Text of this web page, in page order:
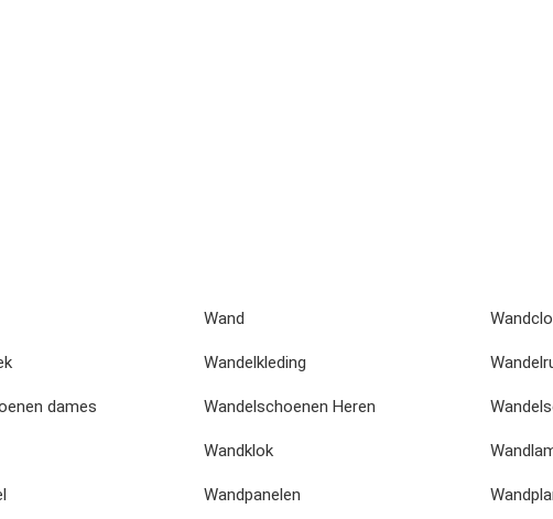
Wand
Wandelkleding
dames Wandelschoenen Heren
Wandklok
Wandpanelen